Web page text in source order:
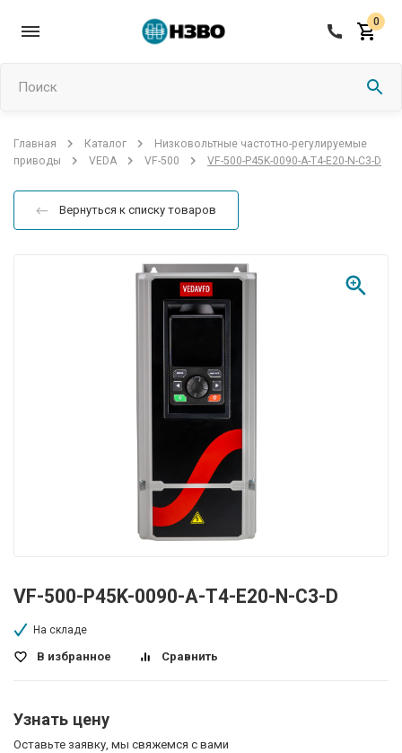
0
Поиск
Главная Каталог
Низковольтные частотно-регулируемые
приводы
VEDA VF-500 VF-500-P45K-0090-A-T4-E20-N-C3-D
Вернуться к списку товаров
VF-500-P45K-0090-A-T4-E20-N-C3-D
На складе
В избранное Сравнить
Узнать цену
Оставьте заявку, мы свяжемся с вами